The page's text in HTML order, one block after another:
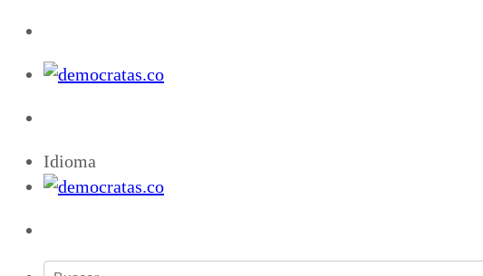
Idioma